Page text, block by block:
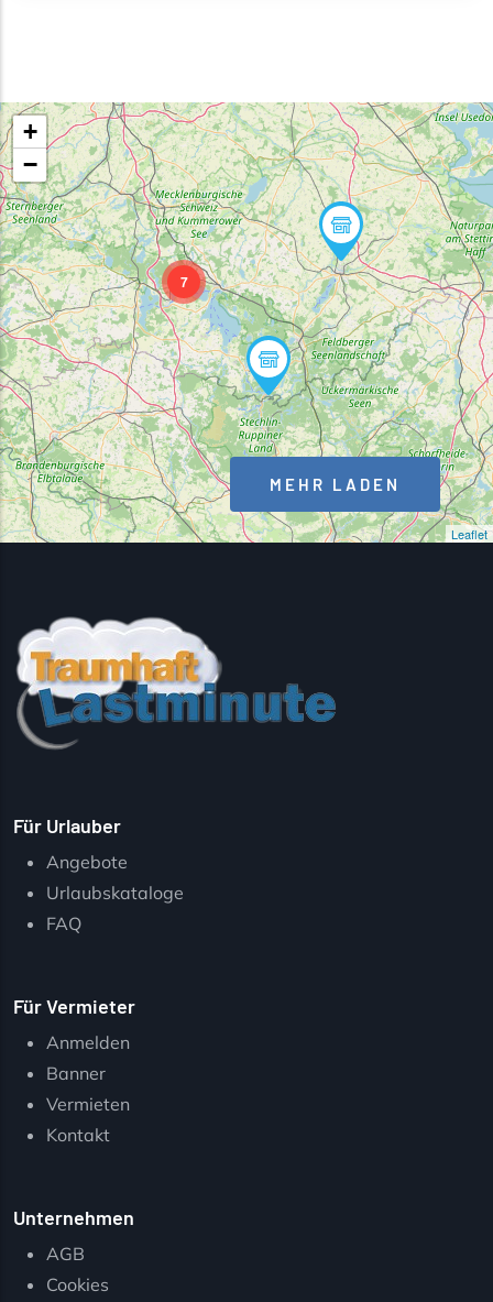
7
+
−
Leaflet
MEHR LADEN
Für Urlauber
Angebote
Urlaubskataloge
FAQ
Für Vermieter
Anmelden
Banner
Vermieten
Kontakt
Unternehmen
AGB
Cookies